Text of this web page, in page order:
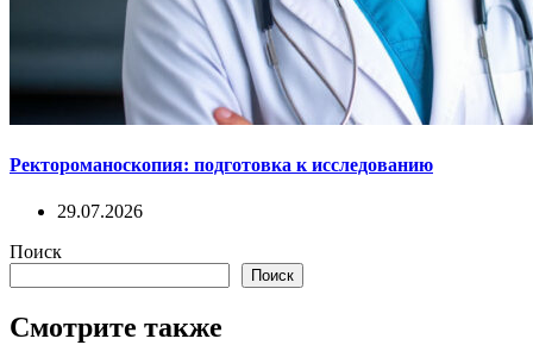
Ректороманоскопия: подготовка к исследованию
29.07.2026
Поиск
Поиск
Смотрите также